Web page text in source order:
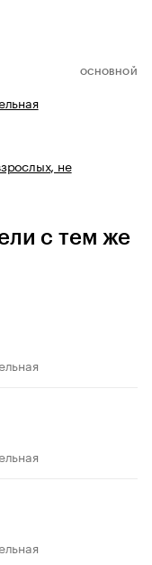
ОСНОВНОЙ
не
с тем же